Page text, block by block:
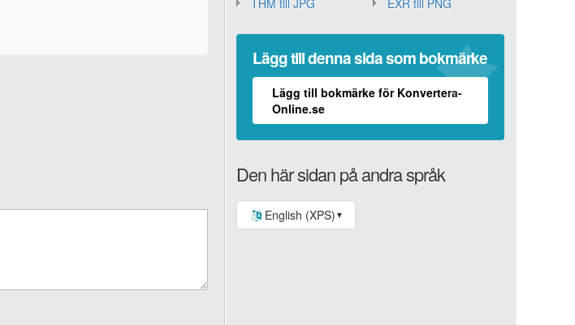
THM till JPG
EXR till PNG
Lägg till denna sida som bokmärke
Lägg till bokmärke för Konvertera-
Online.se
Den här sidan på andra språk
English (XPS) ▼